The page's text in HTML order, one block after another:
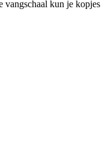
vangschaal kun je kopjes